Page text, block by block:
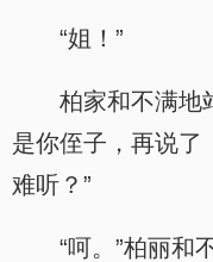
“姐！”
柏家和不满地
是你侄子，再说了
难听？”
“呵。”柏丽和